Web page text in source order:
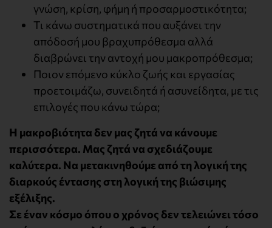
γνώση, κρίση, φήμη ή προσαρμοστικότητα;
Τι κάνω συστηματικά που αυξάνει την
απόδοσή μου βραχυπρόθεσμα αλλά
διαβρώνει την αντοχή μου μακροπρόθεσμα;
Ποιον επόμενο κύκλο ζωής και εργασίας
προετοιμάζω, συνειδητά ή ασυνείδητα, με τις
επιλογές που κάνω τώρα;
Η μακροβιότητα δεν μας ζητά να κάνουμε
περισσότερα. Μας ζητά να σχεδιάζουμε
καλύτερα. Να μετακινηθούμε από τη λογική της
διαρκούς έντασης στη λογική της βιώσιμης
εξέλιξης.
Σε έναν κόσμο όπου ο χρόνος δεν τελειώνει τόσο